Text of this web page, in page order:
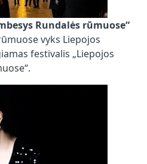
Rundalės rūmuose“
vyks Liepojos
festivalis „Liepojos